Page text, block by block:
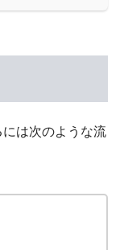
は次のような流